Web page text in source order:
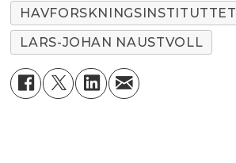
HAVFORSKNINGSINSTITUTTET
LARS-JOHAN NAUSTVOLL